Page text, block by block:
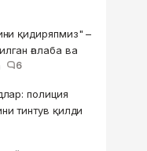
қидиряпмиз" –
ғалаба ва
6
полиция
тинтув қилди